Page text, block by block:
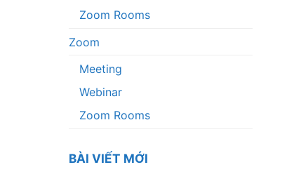
Zoom Rooms
Zoom
Meeting
Webinar
Zoom Rooms
BÀI VIẾT MỚI